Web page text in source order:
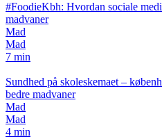
#FoodieKbh: Hvordan sociale
madvaner
Mad
Mad
7 min
Sundhed på skoleskemaet –
bedre madvaner
Mad
Mad
4 min